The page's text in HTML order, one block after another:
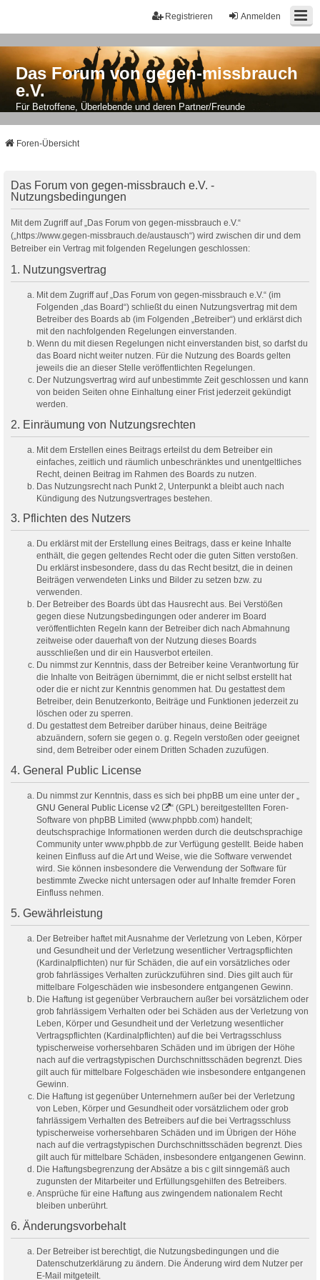
Anmelden
Registrieren
Das Forum von gegen-missbrauch
e.V.
Für Betroffene, Überlebende und deren Partner/Freunde
Foren-Übersicht
Das Forum von gegen-missbrauch e.V. -
Nutzungsbedingungen
Mit dem Zugriff auf „Das Forum von gegen-missbrauch e.V.“
(„https://www.gegen-missbrauch.de/austausch“) wird zwischen dir und dem
Betreiber ein Vertrag mit folgenden Regelungen geschlossen:
1. Nutzungsvertrag
Mit dem Zugriff auf „Das Forum von gegen-missbrauch e.V.“ (im
Folgenden „das Board“) schließt du einen Nutzungsvertrag mit dem
Betreiber des Boards ab (im Folgenden „Betreiber“) und erklärst dich
mit den nachfolgenden Regelungen einverstanden.
Wenn du mit diesen Regelungen nicht einverstanden bist, so darfst du
das Board nicht weiter nutzen. Für die Nutzung des Boards gelten
jeweils die an dieser Stelle veröffentlichten Regelungen.
Der Nutzungsvertrag wird auf unbestimmte Zeit geschlossen und kann
von beiden Seiten ohne Einhaltung einer Frist jederzeit gekündigt
werden.
2. Einräumung von Nutzungsrechten
Mit dem Erstellen eines Beitrags erteilst du dem Betreiber ein
einfaches, zeitlich und räumlich unbeschränktes und unentgeltliches
Recht, deinen Beitrag im Rahmen des Boards zu nutzen.
Das Nutzungsrecht nach Punkt 2, Unterpunkt a bleibt auch nach
Kündigung des Nutzungsvertrages bestehen.
3. Pflichten des Nutzers
Du erklärst mit der Erstellung eines Beitrags, dass er keine Inhalte
enthält, die gegen geltendes Recht oder die guten Sitten verstoßen.
Du erklärst insbesondere, dass du das Recht besitzt, die in deinen
Beiträgen verwendeten Links und Bilder zu setzen bzw. zu
verwenden.
Der Betreiber des Boards übt das Hausrecht aus. Bei Verstößen
gegen diese Nutzungsbedingungen oder anderer im Board
veröffentlichten Regeln kann der Betreiber dich nach Abmahnung
zeitweise oder dauerhaft von der Nutzung dieses Boards
ausschließen und dir ein Hausverbot erteilen.
Du nimmst zur Kenntnis, dass der Betreiber keine Verantwortung für
die Inhalte von Beiträgen übernimmt, die er nicht selbst erstellt hat
oder die er nicht zur Kenntnis genommen hat. Du gestattest dem
Betreiber, dein Benutzerkonto, Beiträge und Funktionen jederzeit zu
löschen oder zu sperren.
Du gestattest dem Betreiber darüber hinaus, deine Beiträge
abzuändern, sofern sie gegen o. g. Regeln verstoßen oder geeignet
sind, dem Betreiber oder einem Dritten Schaden zuzufügen.
4. General Public License
Du nimmst zur Kenntnis, dass es sich bei phpBB um eine unter der „
GNU General Public License v2
“ (GPL) bereitgestellten Foren-
Software von phpBB Limited (www.phpbb.com) handelt;
deutschsprachige Informationen werden durch die deutschsprachige
Community unter www.phpbb.de zur Verfügung gestellt. Beide haben
keinen Einfluss auf die Art und Weise, wie die Software verwendet
wird. Sie können insbesondere die Verwendung der Software für
bestimmte Zwecke nicht untersagen oder auf Inhalte fremder Foren
Einfluss nehmen.
5. Gewährleistung
Der Betreiber haftet mit Ausnahme der Verletzung von Leben, Körper
und Gesundheit und der Verletzung wesentlicher Vertragspflichten
(Kardinalpflichten) nur für Schäden, die auf ein vorsätzliches oder
grob fahrlässiges Verhalten zurückzuführen sind. Dies gilt auch für
mittelbare Folgeschäden wie insbesondere entgangenen Gewinn.
Die Haftung ist gegenüber Verbrauchern außer bei vorsätzlichem oder
grob fahrlässigem Verhalten oder bei Schäden aus der Verletzung von
Leben, Körper und Gesundheit und der Verletzung wesentlicher
Vertragspflichten (Kardinalpflichten) auf die bei Vertragsschluss
typischerweise vorhersehbaren Schäden und im übrigen der Höhe
nach auf die vertragstypischen Durchschnittsschäden begrenzt. Dies
gilt auch für mittelbare Folgeschäden wie insbesondere entgangenen
Gewinn.
Die Haftung ist gegenüber Unternehmern außer bei der Verletzung
von Leben, Körper und Gesundheit oder vorsätzlichem oder grob
fahrlässigem Verhalten des Betreibers auf die bei Vertragsschluss
typischerweise vorhersehbaren Schäden und im Übrigen der Höhe
nach auf die vertragstypischen Durchschnittsschäden begrenzt. Dies
gilt auch für mittelbare Schäden, insbesondere entgangenen Gewinn.
Die Haftungsbegrenzung der Absätze a bis c gilt sinngemäß auch
zugunsten der Mitarbeiter und Erfüllungsgehilfen des Betreibers.
Ansprüche für eine Haftung aus zwingendem nationalem Recht
bleiben unberührt.
6. Änderungsvorbehalt
Der Betreiber ist berechtigt, die Nutzungsbedingungen und die
Datenschutzerklärung zu ändern. Die Änderung wird dem Nutzer per
E-Mail mitgeteilt.